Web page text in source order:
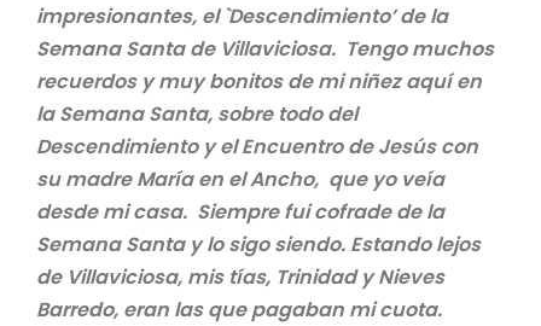
impresionantes, el `Descendimiento’ de la
Semana Santa de Villaviciosa. Tengo muchos
recuerdos y muy bonitos de mi niñez aquí en
la Semana Santa, sobre todo del
Descendimiento y el Encuentro de Jesús con
su madre María en el Ancho, que yo veía
desde mi casa. Siempre fui cofrade de la
Semana Santa y lo sigo siendo. Estando lejos
de Villaviciosa, mis tías, Trinidad y Nieves
Barredo, eran las que pagaban mi cuota.